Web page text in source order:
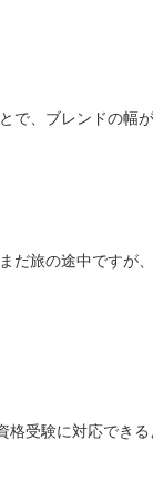
で、ブレンドの幅
だ旅の途中ですが
受験に対応でき